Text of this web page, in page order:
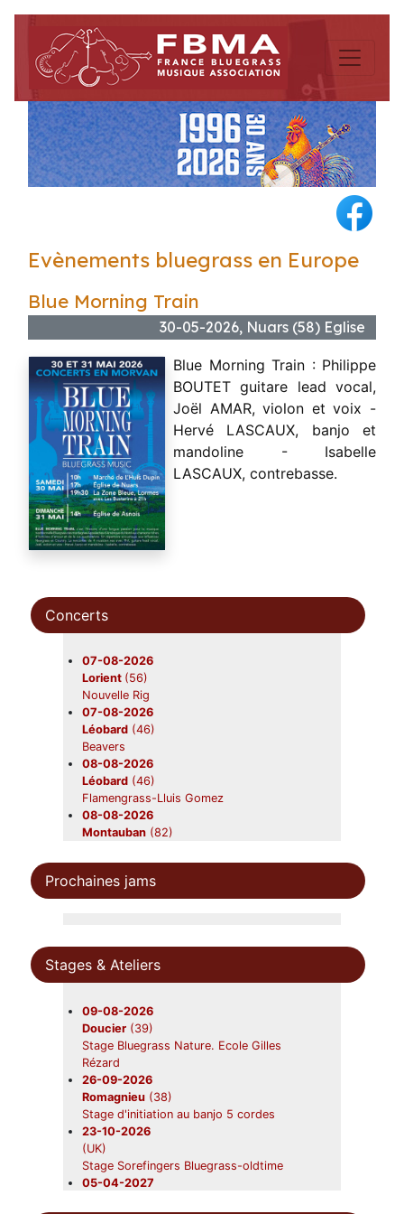
Evènements bluegrass en Europe
Blue Morning Train
30-05-2026, Nuars (58) Eglise
Blue Morning Train : Philippe
BOUTET guitare lead vocal,
Joël AMAR, violon et voix -
Hervé LASCAUX, banjo et
mandoline - Isabelle
LASCAUX, contrebasse.
Concerts
07-08-2026
Lorient (56)
Nouvelle Rig
07-08-2026
Léobard (46)
Beavers
08-08-2026
Léobard (46)
Flamengrass-Lluis Gomez
08-08-2026
Montauban (82)
08-08-2026
Léobard(46)
Lluis Gômez's Flamengrass
21-08-2026
Saint-Ours(63)
Beavers en concert
22-08-2026
Gardouch
(31)
Lazy Grass
28-08-2026
Canéjan(33)
Beavers en concert
12-09-2026
Nerac
Beavers
19-09-2026
Beavers en concert
Prochaines jams
Stages & Ateliers
09-08-2026
Doucier (39)
Stage Bluegrass Nature. Ecole Gilles
Rézard
26-09-2026
Romagnieu (38)
Stage d'initiation au banjo 5 cordes
23-10-2026
(UK)
Stage Sorefingers Bluegrass-oldtime
05-04-2027